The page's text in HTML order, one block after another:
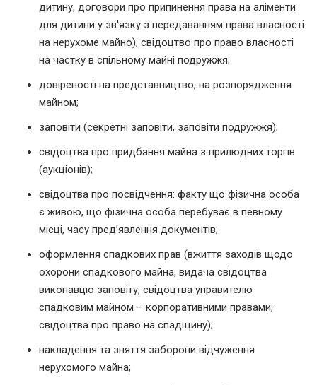
дитину, договори про припинення права на аліменти
для дитини у зв'язку з передаванням права власності
на нерухоме майно); свідоцтво про право власності
на частку в спільному майні подружжя;
довіреності на представництво, на розпорядження
майном;
заповіти (секретні заповіти, заповіти подружжя);
свідоцтва про придбання майна з прилюдних торгів
(аукціонів);
свідоцтва про посвідчення: факту що фізична особа
є живою, що фізична особа перебуває в певному
місці, часу пред’явлення документів;
оформлення спадкових прав (вжиття заходів щодо
охорони спадкового майна, видача свідоцтва
виконавцю заповіту, свідоцтва управителю
спадковим майном – корпоративними правами;
свідоцтва про право на спадщину);
накладення та зняття заборони відчуження
нерухомого майна;